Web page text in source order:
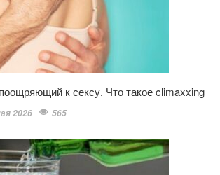
к сексу. Что такое climaxxing
2026 565